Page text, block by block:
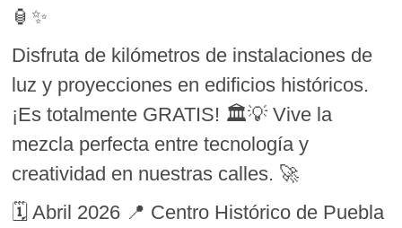
🏮✨
Disfruta de kilómetros de instalaciones de
luz y proyecciones en edificios históricos.
¡Es totalmente GRATIS! 🏛️💡 Vive la
mezcla perfecta entre tecnología y
creatividad en nuestras calles. 🚀
🗓️ Abril 2026 📍 Centro Histórico de Puebla